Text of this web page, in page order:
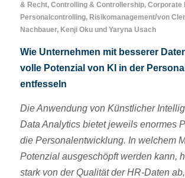
& Recht, Controlling & Controllership, Corporate
Personalcontrolling, Risikomanagement/von
Nachbauer, Kenji Okuund Yaryna Usach
Wie Unternehmen mit besserer
volle Potenzial von KI in der
entfesseln
Die Anwendung von Künstlicher
Data Analytics bietet jeweils enormes
die Personalentwicklung. In welchem
Potenzial ausgeschöpft werden kann,
stark von der Qualität der HR-Daten